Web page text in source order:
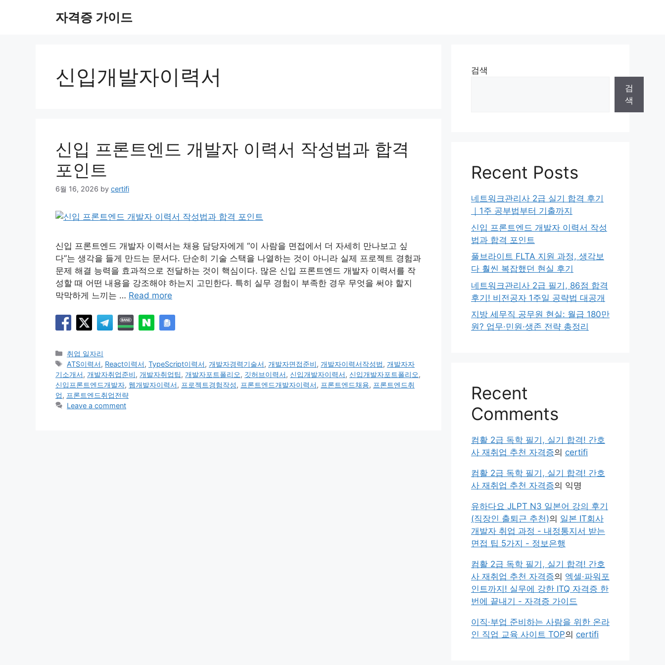
자격증 가이드
신입개발자이력서
신입 프론트엔드 개발자 이력서 작성법과 합격
포인트
6월 16, 2026 by certifi
신입 프론트엔드 개발자 이력서는 채용 담당자에게 “이 사람을 면접에서 더 자세히 만나보고 싶
다”는 생각을 들게 만드는 문서다. 단순히 기술 스택을 나열하는 것이 아니라 실제 프로젝트 경험과
문제 해결 능력을 효과적으로 전달하는 것이 핵심이다. 많은 신입 프론트엔드 개발자 이력서를 작
성할 때 어떤 내용을 강조해야 하는지 고민한다. 특히 실무 경험이 부족한 경우 무엇을 써야 할지
막막하게 느끼는 … Read more
Categories
취업 일자리
Tags
ATS이력서, React이력서,TypeScript이력서, 개발자경력기술서, 개발자면접준비, 개발자이력서작성법, 개발자자
기소개서, 개발자취업준비, 개발자취업팁, 개발자포트폴리오, 깃허브이력서, 신입개발자이력서, 신입개발자포트폴리오,
신입프론트엔드개발자, 웹개발자이력서, 프로젝트경험작성, 프론트엔드개발자이력서, 프론트엔드채용, 프론트엔드취
업, 프론트엔드취업전략
Leave a comment
검색
검
색
Recent Posts
네트워크관리사 2급 실기 합격 후기
｜1주 공부법부터 기출까지
신입 프론트엔드 개발자 이력서 작성
법과 합격 포인트
풀브라이트 FLTA 지원 과정, 생각보
다 훨씬 복잡했던 현실 후기
네트워크관리사 2급 필기, 86점 합격
후기! 비전공자 1주일 공략법 대공개
지방 세무직 공무원 현실: 월급 180만
원? 업무·민원·생존 전략 총정리
Recent
Comments
컴활 2급 독학 필기, 실기 합격! 간호
사 재취업 추천 자격증의 certifi
컴활 2급 독학 필기, 실기 합격! 간호
사 재취업 추천 자격증의 익명
유하다요 JLPT N3 일본어 강의 후기
(직장인 출퇴근 추천)의 일본 IT회사
개발자 취업 과정 - 내정통지서 받는
면접 팁 5가지 - 정보은행
컴활 2급 독학 필기, 실기 합격! 간호
사 재취업 추천 자격증의 엑셀·파워포
인트까지! 실무에 강한 ITQ 자격증 한
번에 끝내기 - 자격증 가이드
이직·부업 준비하는 사람을 위한 온라
인 직업 교육 사이트 TOP의 certifi